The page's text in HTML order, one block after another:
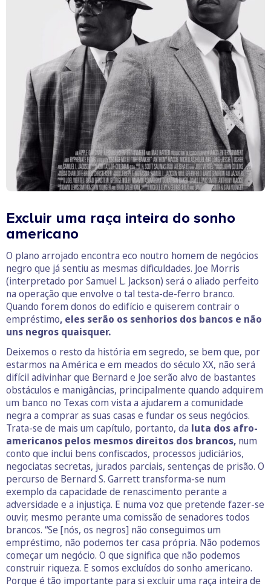
Excluir uma raça inteira do sonho
americano
O plano arrojado encontra eco noutro homem de negócios
negro que já sentiu as mesmas dificuldades. Joe Morris
(interpretado por Samuel L. Jackson) será o aliado perfeito
na operação que envolve o tal testa-de-ferro branco.
Quando forem donos do edifício e quiserem contrair o
empréstimo, eles serão os senhorios dos bancos e não
uns negros quaisquer.
Deixemos o resto da história em segredo, se bem que, por
estarmos na América e em meados do século XX, não será
difícil adivinhar que Bernard e Joe serão alvo de bastantes
obstáculos e manigâncias, principalmente quando adquirem
um banco no Texas com vista a ajudarem a comunidade
negra a comprar as suas casas e fundar os seus negócios.
Trata-se de mais um capítulo, portanto, da luta dos afro-
americanos pelos mesmos direitos dos brancos, num
conto que inclui bens confiscados, processos judiciários,
negociatas secretas, jurados parciais, sentenças de prisão. O
percurso de Bernard S. Garrett transforma-se num
exemplo da capacidade de renascimento perante a
adversidade e a injustiça. E numa voz que pretende fazer-se
ouvir, mesmo perante uma comissão de senadores todos
brancos. “Se [nós, os negros] não conseguimos um
empréstimo, não podemos ter casa própria. Não podemos
começar um negócio. O que significa que não podemos
construir riqueza. E somos excluídos do sonho americano.
Porque é tão importante para si excluir uma raça inteira de